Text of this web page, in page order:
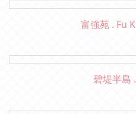
富強苑 . Fu
碧堤半島